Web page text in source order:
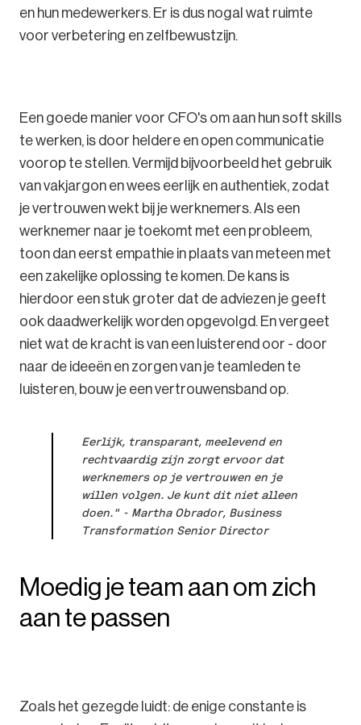
en hun medewerkers. Er is dus nogal wat ruimte
voor verbetering en zelfbewustzijn.
Een goede manier voor CFO's om aan hun soft skills
te werken, is door heldere en open communicatie
voorop te stellen. Vermijd bijvoorbeeld het gebruik
van vakjargon en wees eerlijk en authentiek, zodat
je vertrouwen wekt bij je werknemers. Als een
werknemer naar je toekomt met een probleem,
toon dan eerst empathie in plaats van meteen met
een zakelijke oplossing te komen. De kans is
hierdoor een stuk groter dat de adviezen je geeft
ook daadwerkelijk worden opgevolgd. En vergeet
niet wat de kracht is van een luisterend oor - door
naar de ideeën en zorgen van je teamleden te
luisteren, bouw je een vertrouwensband op.
Eerlijk, transparant, meelevend en
rechtvaardig zijn zorgt ervoor dat
werknemers op je vertrouwen en je
willen volgen. Je kunt dit niet alleen
doen." - Martha Obrador, Business
Transformation Senior Director
Moedig je team aan om zich
aan te passen
Zoals het gezegde luidt: de enige constante is